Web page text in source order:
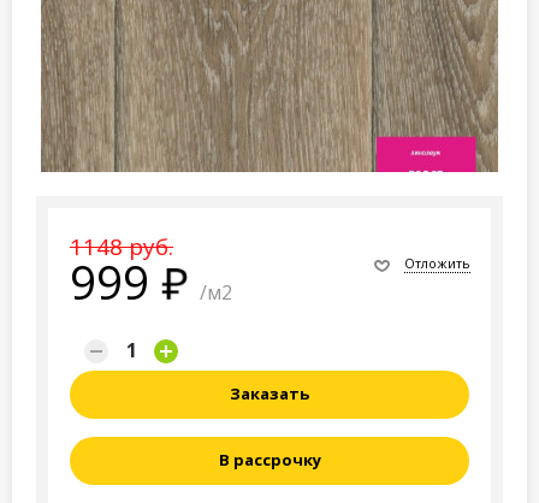
1148 руб.
999 /м2
Отложить
Заказать
В рассрочку